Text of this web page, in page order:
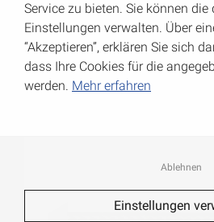
Art.-Nr.: 008451040W
Service zu bieten. Sie können
Einstellungen verwalten. Über
“Akzeptieren”, erklären Sie sich
dass Ihre Cookies für die
werden. Mehr erfahren
Ablehnen
Einstellungen